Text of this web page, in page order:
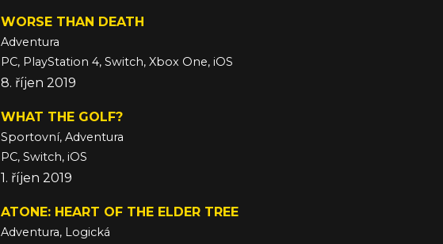
WORSE THAN DEATH
Adventura
PC, PlayStation 4, Switch, Xbox One, iOS
8. říjen 2019
WHAT THE GOLF?
Sportovní, Adventura
PC, Switch, iOS
1. říjen 2019
ATONE: HEART OF THE ELDER TREE
Adventura, Logická